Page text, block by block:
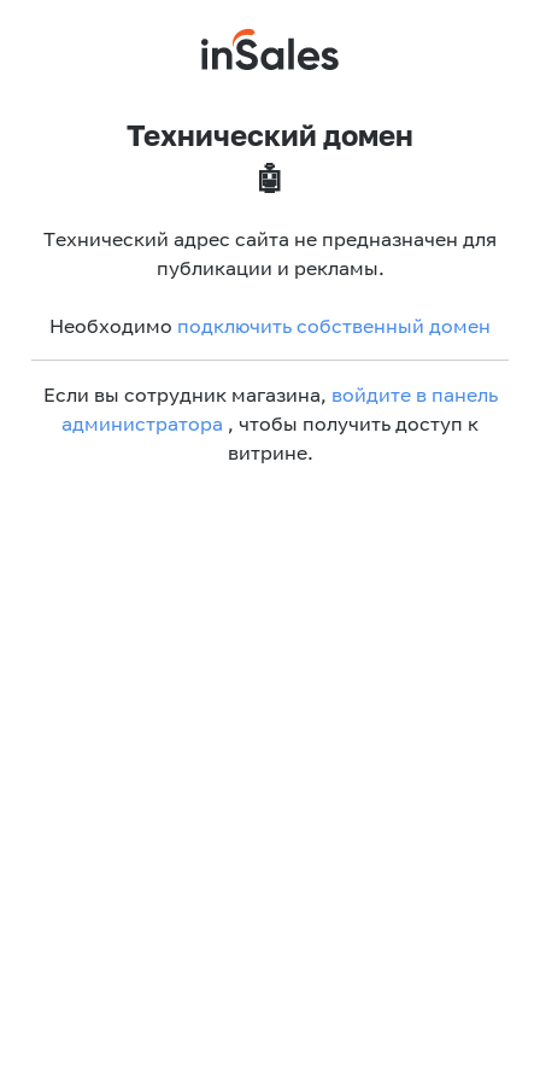
Технический домен
🤖
Технический адрес сайта не предназначен для
публикации и рекламы.
Необходимо подключить собственный домен
Если вы сотрудник магазина, войдите в панель
администратора , чтобы получить доступ к
витрине.